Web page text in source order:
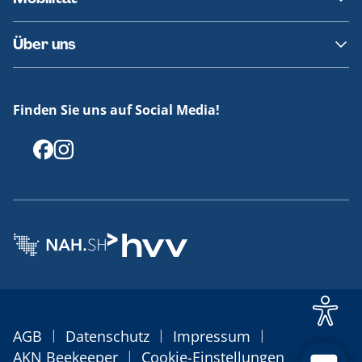
Fundsachen
Häufige Fragen
Barrierefreies Reisen
Erklärung Barrierefreiheit
Über uns
Offenlegungen
Finden Sie uns auf Social Media!
AGB | Datenschutz | Impressum |
AKN Beekeeper | Cookie-Einstellungen